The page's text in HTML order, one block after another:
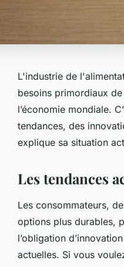
L'industrie de
besoins primordiaux
l’économie mondiale.
tendances, des
explique sa situation
Les tendances
Les consommateurs,
options plus durables,
l’obligation
actuelles. Si vous